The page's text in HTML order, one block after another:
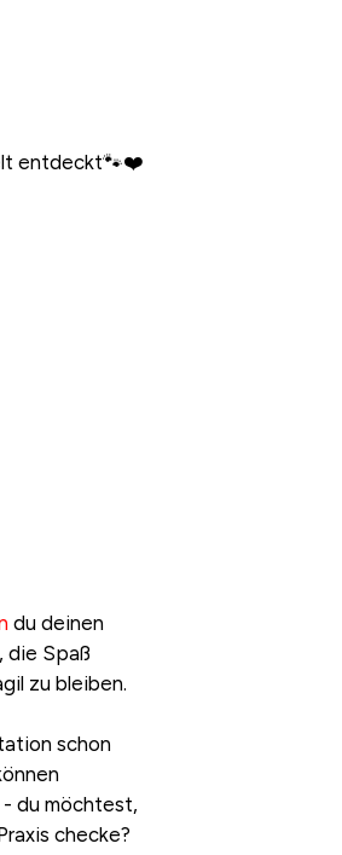
entdeckt🐾❤️
du deinen
die Spaß
zu bleiben.
schon
du möchtest,
checke?